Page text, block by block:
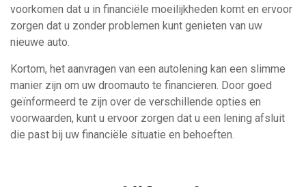
voorkomen dat u in financiële moeilijkheden komt en ervoor
zorgen dat u zonder problemen kunt genieten van uw
nieuwe auto.
Kortom, het aanvragen van een autolening kan een slimme
manier zijn om uw droomauto te financieren. Door goed
geïnformeerd te zijn over de verschillende opties en
voorwaarden, kunt u ervoor zorgen dat u een lening afsluit
die past bij uw financiële situatie en behoeften.